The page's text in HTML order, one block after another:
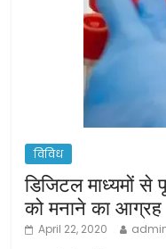
विविध
डिजिटल माध्यमों से
को मनाने का आग्रह
April 22, 2020